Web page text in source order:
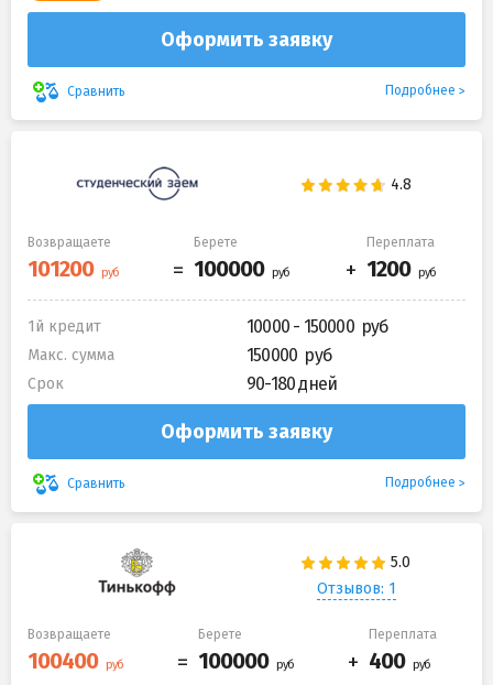
Оформить заявку
Сравнить Подробнее
Возвращаете Берете Переплата
1й кредит 10000 - 150000
Макс. сумма 150000
Срок 90-180 дней
Оформить заявку
Сравнить Подробнее
Отзывов: 1
Возвращаете Берете Переплата